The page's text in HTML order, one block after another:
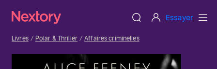
Essayer
Livres Polar & Thriller Affaires criminelles